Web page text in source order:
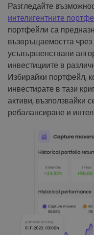
Разгледайте
интелигентните
портфейли са
възвръщаемостта
усъвършенствани
инвестициите в
Избирайки портфейл,
инвестирате в тази
активи, възползвайки
ребалансиране и